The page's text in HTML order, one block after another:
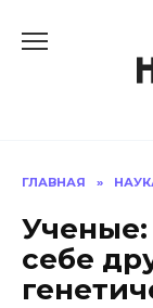
ГЛАВНАЯ »
Ученые:
себе